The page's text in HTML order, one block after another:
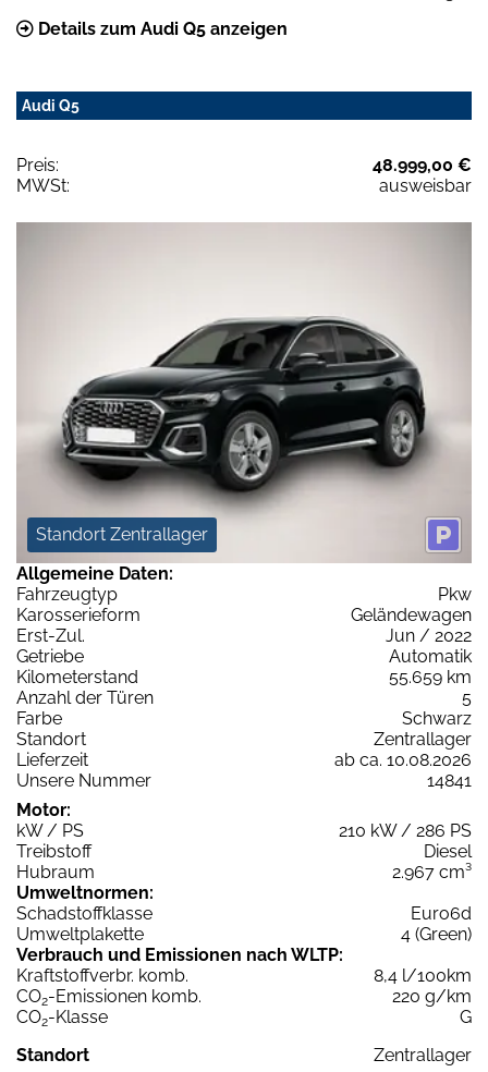
Details zum Audi Q5 anzeigen
Audi Q5
Preis:
48.999,00 €
MWSt:
ausweisbar
Standort Zentrallager
Allgemeine Daten:
Fahrzeugtyp
Pkw
Karosserieform
Geländewagen
Erst-Zul.
Jun / 2022
Getriebe
Automatik
Kilometerstand
55.659 km
Anzahl der Türen
5
Farbe
Schwarz
Standort
Zentrallager
Lieferzeit
ab ca. 10.08.2026
Unsere Nummer
14841
Motor:
kW / PS
210 kW / 286 PS
Treibstoff
Diesel
Hubraum
2.967 cm³
Umweltnormen:
Schadstoffklasse
Euro6d
Umweltplakette
4 (Green)
Verbrauch und Emissionen nach WLTP:
Kraftstoffverbr. komb.
8,4 l/100km
CO2-Emissionen komb.
220 g/km
CO2-Klasse
G
Standort
Zentrallager